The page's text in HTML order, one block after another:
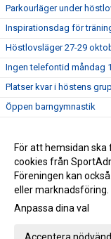
Parkourläger under
Inspirationsdag för
Höstlovsläger 27-29
Ingen telefontid måndag
Platser kvar i höstens
Öppen barngymnastik
Elina och Delia reder ut
Kom till Satelliten med
Gå
För att hemsidan
cookies från
Föreningen kan
eller marknadsföring.
Anpassa dina val